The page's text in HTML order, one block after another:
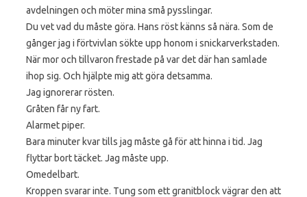
avdelningen och möter mina små pysslingar.
Du vet vad du måste göra. Hans röst känns så nära. Som de
gånger jag i förtvivlan sökte upp honom i snickarverkstaden.
När mor och tillvaron frestade på var det där han samlade
ihop sig. Och hjälpte mig att göra detsamma.
Jag ignorerar rösten.
Gråten får ny fart.
Alarmet piper.
Bara minuter kvar tills jag måste gå för att hinna i tid. Jag
flyttar bort täcket. Jag måste upp.
Omedelbart.
Kroppen svarar inte. Tung som ett granitblock vägrar den att